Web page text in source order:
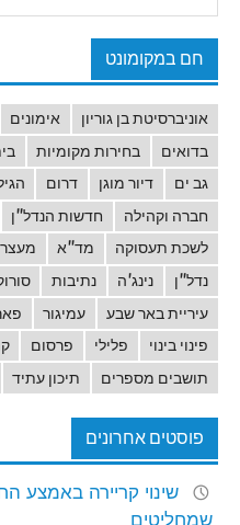
חם במקומונט
אוניברסיטת בן גוריון אימונים
בדואים
בחירות מקומיות
גב ים
דיור מוגן דרום
חברה וקהילה
חדשות הנדל"ן
לשכת תעסוקה
מד"א מעצר
נדל"ן
נינג'ה נתיבות
עיריית באר שבע
עמיגור
פינוי בינוי
פלילי פרסום
תושבים מספרים
תיכון עתיד
פוסטים אחרונים
שינוי קריירה באמצע
שמחליטים